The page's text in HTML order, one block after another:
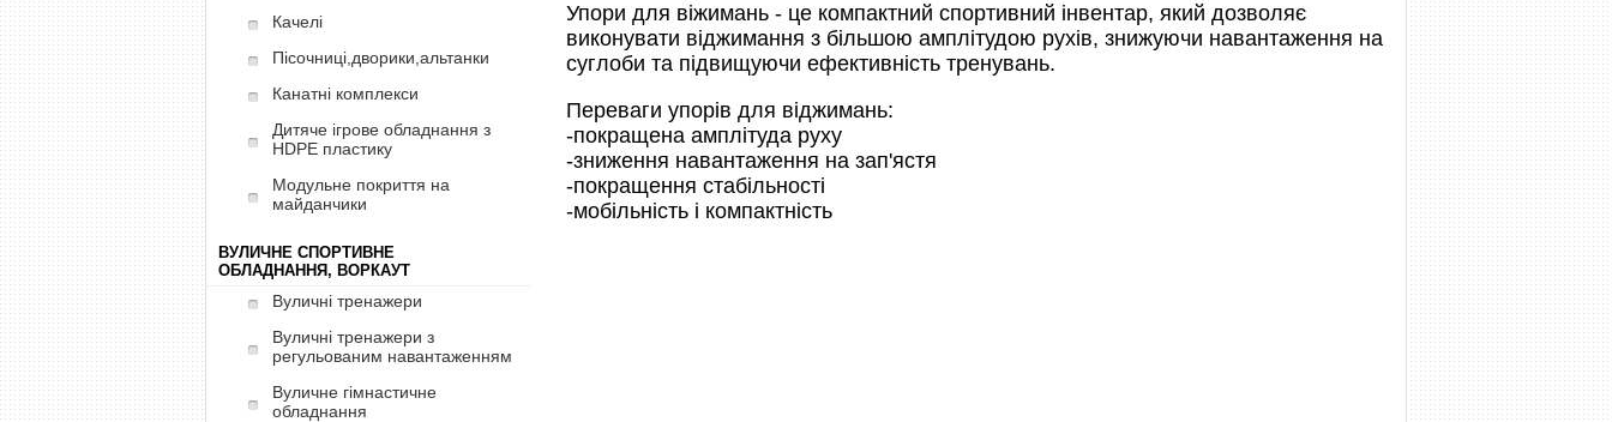
Качелі
Пісочниці,дворики,альтанки
Канатні комплекси
Дитяче ігрове обладнання з
HDPE пластику
Модульне покриття на
майданчики
ВУЛИЧНЕ СПОРТИВНЕ
ОБЛАДНАННЯ, ВОРКАУТ
Вуличні тренажери
Вуличні тренажери з
регульованим навантаженням
Вуличне гімнастичне
обладнання
Упори для віжимань - це компактний спортивний інвентар, який дозволяє
виконувати віджимання з більшою амплітудою рухів, знижуючи навантаження на
суглоби та підвищуючи ефективність тренувань.
Переваги упорів для віджимань:
-покращена амплітуда руху
-зниження навантаження на зап'ястя
-покращення стабільності
-мобільність і компактність